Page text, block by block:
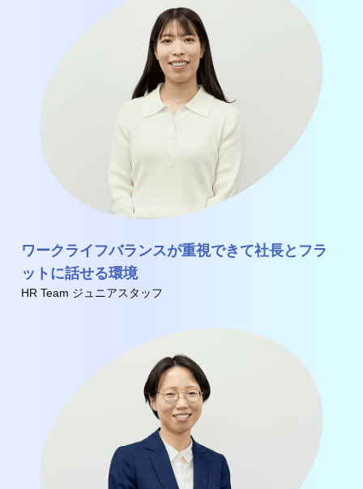
ワークライフバランスが重視できて社長とフラ
ットに話せる環境
HR Team ジュニアスタッフ